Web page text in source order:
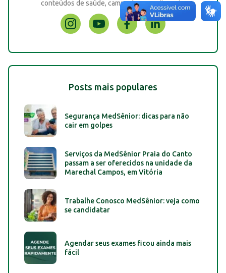
conteúdos de saúde, campanhas e muito mais.
Posts mais populares
Segurança MedSênior: dicas para não
cair em golpes
Serviços da MedSênior Praia do Canto
passam a ser oferecidos na unidade da
Marechal Campos, em Vitória
Trabalhe Conosco MedSênior: veja como
se candidatar
Agendar seus exames ficou ainda mais
fácil